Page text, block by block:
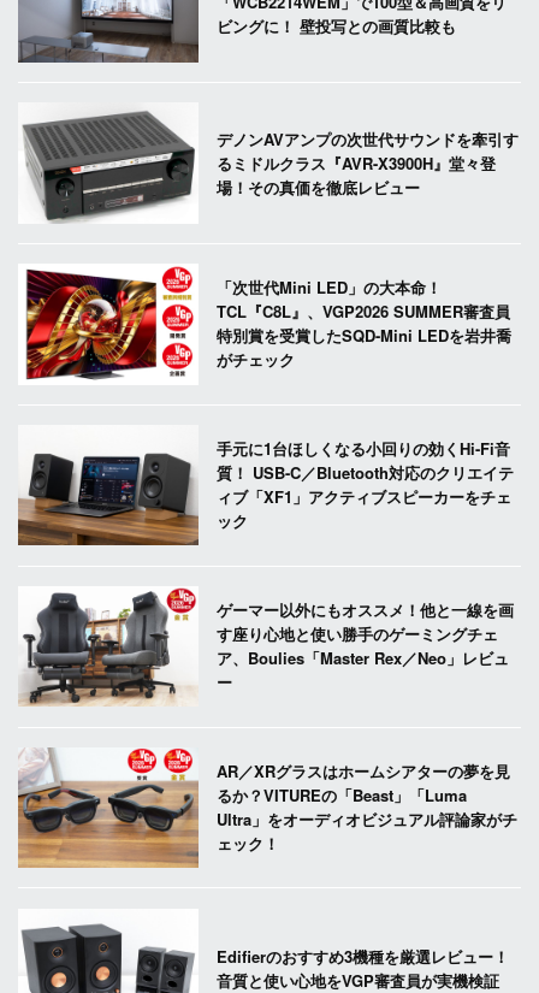
ビングに！ 壁投写との画質比較も
デノンAVアンプの次世代サウンドを牽引す
るミドルクラス『AVR-X3900H』堂々登
場！その真価を徹底レビュー
「次世代Mini LED」の大本命！
TCL『C8L』、VGP2026 SUMMER審査員
特別賞を受賞したSQD-Mini LEDを岩井喬
がチェック
手元に1台ほしくなる小回りの効くHi-Fi音
質！ USB-C／Bluetooth対応のクリエイテ
ィブ「XF1」アクティブスピーカーをチェ
ック
ゲーマー以外にもオススメ！他と一線を画
す座り心地と使い勝手のゲーミングチェ
ア、Boulies「Master Rex／Neo」レビュ
ー
AR／XRグラスはホームシアターの夢を見
るか？VITUREの「Beast」「Luma
Ultra」をオーディオビジュアル評論家がチ
ェック！
Edifierのおすすめ3機種を厳選レビュー！
音質と使い心地をVGP審査員が実機検証